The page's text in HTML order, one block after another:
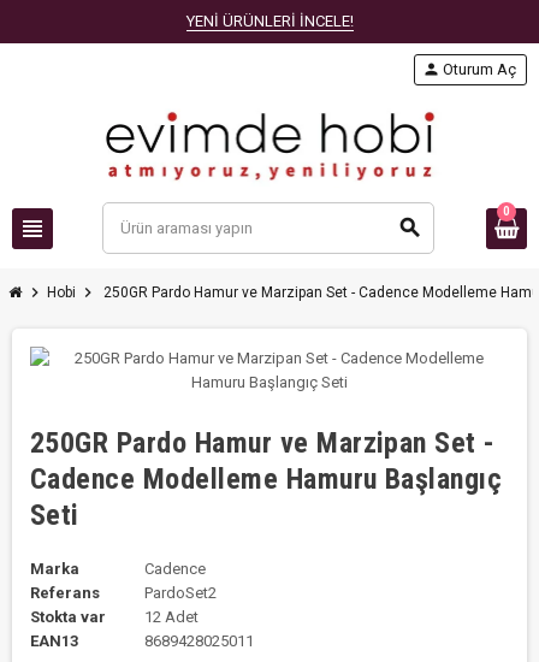
YENİ ÜRÜNLERİ İNCELE!
view_headline search
person Oturum Aç
0
chevron_right Hobi chevron_right 250GR Pardo Hamur ve Marzipan Set - Cadence Modelleme
250GR Pardo Hamur ve Marzipan Set -
Cadence Modelleme Hamuru Başlangıç
Seti
Marka
Cadence
Referans
PardoSet2
Stokta var
12 Adet
EAN13
8689428025011